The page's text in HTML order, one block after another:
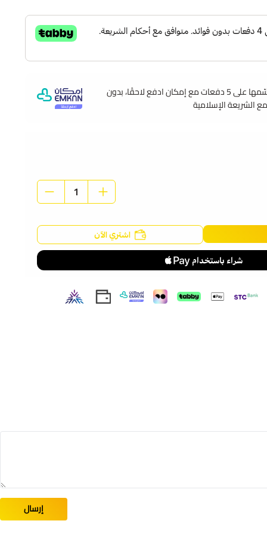
وقسّمها على 5 دفعات مع إمكان ادفع لاحقًا، بدون
الشريعة الإسلامية
اشتري الآن
إرسال